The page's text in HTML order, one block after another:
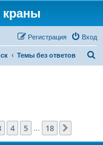
Вход
Регистрация
Темы без ответов
из 18
4 5 18